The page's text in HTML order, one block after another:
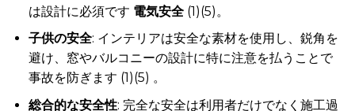
は設計に必須です 電気安全(1)(5)。
子供の安全: インテリアは安全な素材を使用し、鋭角を
避け、窓やバルコニーの設計に特に注意を払うことで
事故を防ぎます (1)(5) 。
総合的な安全性: 完全な安全は利用者だけでなく施工過